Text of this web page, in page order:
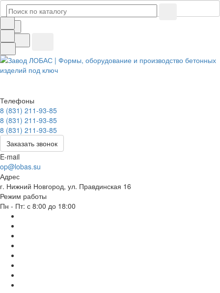
Телефоны
8 (831) 211-93-85
8 (831) 211-93-85
8 (831) 211-93-85
Заказать звонок
E-mail
op@lobas.su
Адрес
г. Нижний Новгород, ул. Правдинская 16
Режим работы
Пн - Пт: с 8:00 до 18:00